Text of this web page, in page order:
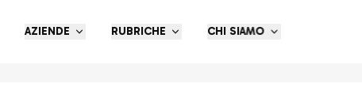
AZIENDE RUBRICHE CHI SIAMO